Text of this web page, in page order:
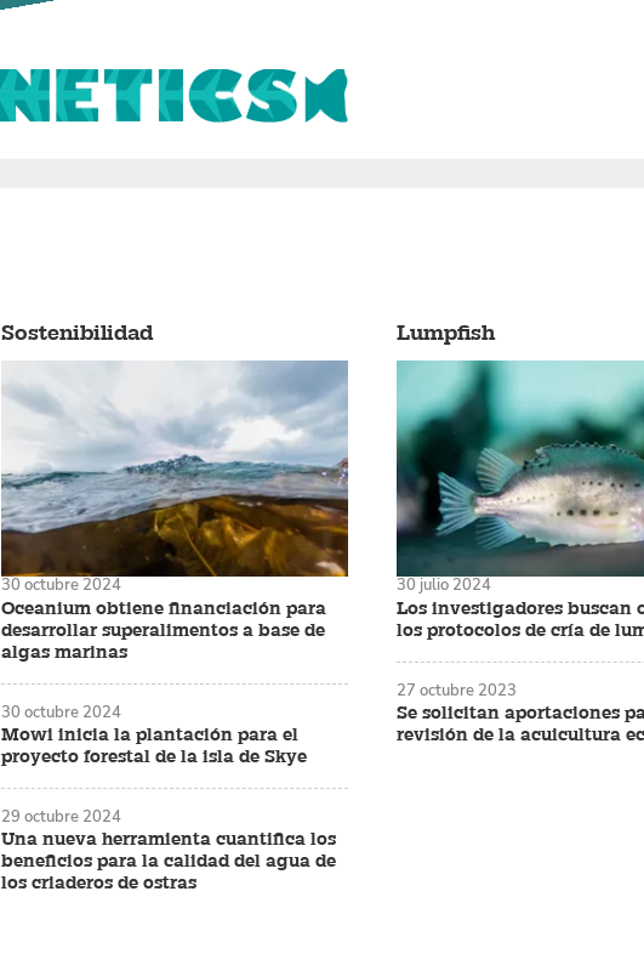
Sostenibilidad
Oceanium obtiene financiación para
desarrollar superalimentos a base de
algas marinas
30 octubre 2024
Mowi inicia la plantación para el
proyecto forestal de la isla de Skye
30 octubre 2024
Una nueva herramienta cuantifica los
beneficios para la calidad del agua de
los criaderos de ostras
29 octubre 2024
Lumpfish
Los investigadores buscan
los protocolos de cría de
30 julio 2024
Se solicitan aportaciones
revisión de la acuicultura
27 octubre 2023